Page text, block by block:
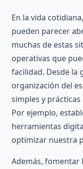
En la vida
pueden parecer
muchas de estas
operativas que
facilidad. Desde la
organización del
simples y
Por ejemplo,
herramientas
optimizar nuestra
Además, fomentar